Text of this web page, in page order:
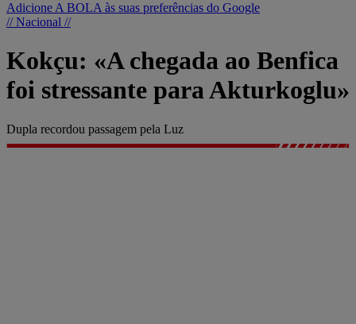
Adicione A BOLA às suas preferências do Google
// Nacional //
Kokçu: «A chegada ao Benfica
foi stressante para Akturkoglu»
Dupla recordou passagem pela Luz